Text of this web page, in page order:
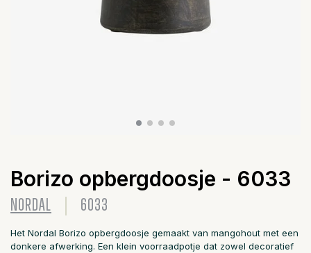
Borizo opbergdoosje - 6033
NORDAL 6033
Het Nordal Borizo ​​opbergdoosje gemaakt van mangohout met een
donkere afwerking. Een klein voorraadpotje dat zowel decoratief